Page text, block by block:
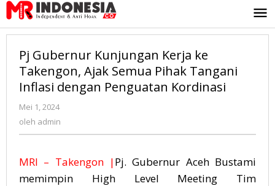
Lewati
ke
konten
Pj Gubernur Kunjungan Kerja ke
Takengon, Ajak Semua Pihak Tangani
Inflasi dengan Penguatan Kordinasi
Mei 1, 2024
oleh admin
MRI – Takengon |Pj. Gubernur Aceh Bustami
memimpin High Level Meeting Tim